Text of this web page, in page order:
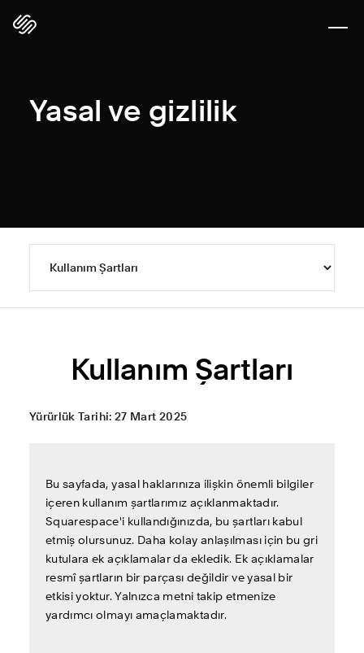
Yasal ve gizlilik
Kullanım Şartları
Yürürlük Tarihi: 27 Mart 2025
Bu sayfada, yasal haklarınıza ilişkin önemli bilgiler
içeren kullanım şartlarımız açıklanmaktadır.
Squarespace'i kullandığınızda, bu şartları kabul
etmiş olursunuz. Daha kolay anlaşılması için bu gri
kutulara ek açıklamalar da ekledik. Ek açıklamalar
resmî şartların bir parçası değildir ve yasal bir
etkisi yoktur. Yalnızca metni takip etmenize
yardımcı olmayı amaçlamaktadır.